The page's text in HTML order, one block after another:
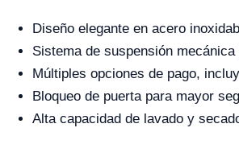
Diseño elegante en acero
Sistema de suspensión
Múltiples opciones de pago,
Bloqueo de puerta para mayor
Alta capacidad de lavado y